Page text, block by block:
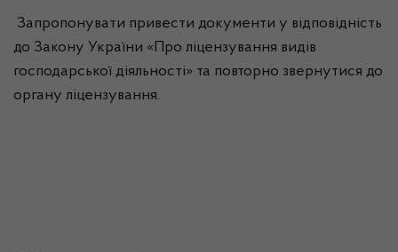
Запропонувати привести документи у відповідність
до Закону України «Про ліцензування видів
господарської діяльності» та повторно звернутися до
органу ліцензування.